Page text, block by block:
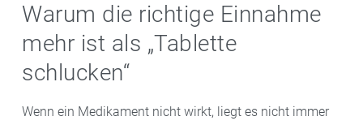
Warum die richtige Einnahme
mehr ist als „Tablette
schlucken“
Wenn ein Medikament nicht wirkt, liegt es nicht immer